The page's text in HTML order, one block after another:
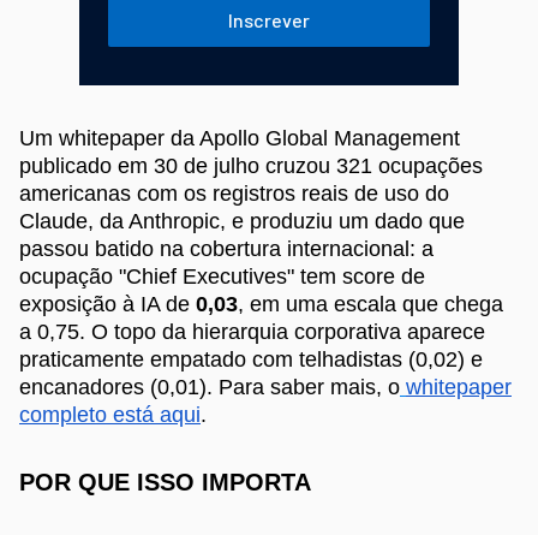
Inscrever
Um whitepaper da Apollo Global Management
publicado em 30 de julho cruzou 321 ocupações
americanas com os registros reais de uso do
Claude, da Anthropic, e produziu um dado que
passou batido na cobertura internacional: a
ocupação "Chief Executives" tem score de
exposição à IA de 0,03, em uma escala que chega
a 0,75. O topo da hierarquia corporativa aparece
praticamente empatado com telhadistas (0,02) e
encanadores (0,01). Para saber mais, o whitepaper
completo está aqui.
POR QUE ISSO IMPORTA